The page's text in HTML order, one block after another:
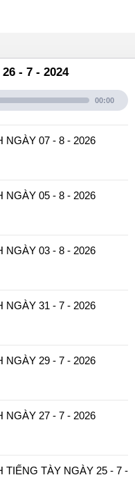
- 7 - 2024
00:00
NGÀY 07 - 8 - 2026
NGÀY 05 - 8 - 2026
NGÀY 03 - 8 - 2026
NGÀY 31 - 7 - 2026
NGÀY 29 - 7 - 2026
NGÀY 27 - 7 - 2026
TÀY NGÀY 25 - 7 -